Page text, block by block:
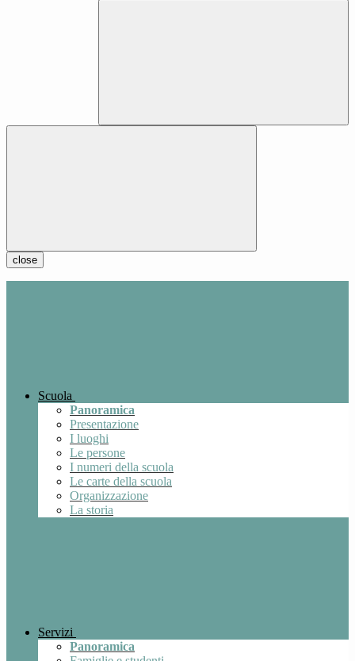
close
Scuola
Panoramica
Presentazione
I luoghi
Le persone
I numeri della scuola
Le carte della scuola
Organizzazione
La storia
Servizi
Panoramica